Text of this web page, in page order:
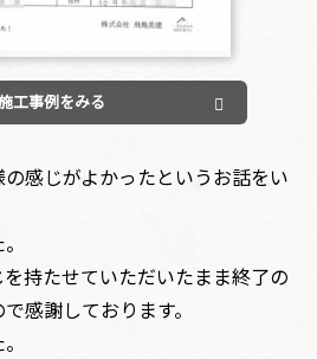
工事例をみる
感じがよかったというお話をい
持たせていただいたまま終了の
感謝しております。